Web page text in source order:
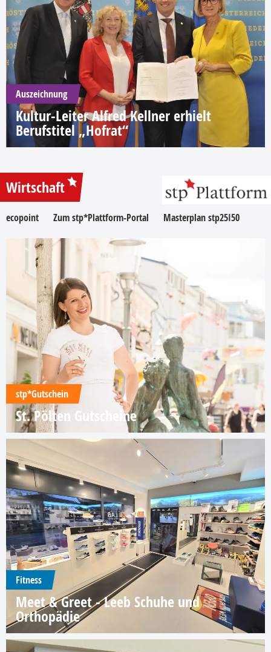
Auszeichnung
Kultur-Leiter Alfred Kellner erhielt
Berufstitel „Hofrat“
Wirtschaft
ecopoint Zum stp*Plattform-Portal Masterplan stp25I50
stp*Gutschein
St. Pölten Gutscheine
Fitness
Meet & Greet - Leeb Schuhe und
Orthopädie